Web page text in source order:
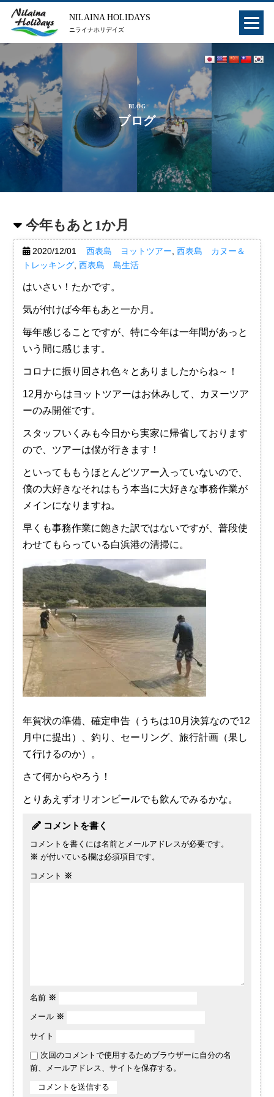
NILAINA HOLIDAYS
ニライナホリデイズ
BLOG
ブログ
今年もあと1か月
2020/12/01 西表島 ヨットツアー 西表島 カヌー＆
トレッキング, 西表島 島生活
はいさい！たかです。
気が付けば今年もあと一か月。
毎年感じることですが、特に今年は一年間があっと
いう間に感じます。
コロナに振り回され色々とありましたからね～！
12月からはヨットツアーはお休みして、カヌーツア
ーのみ開催です。
スタッフいくみも今日から実家に帰省しております
ので、ツアーは僕が行きます！
といってももうほとんどツアー入っていないので、
僕の大好きなそれはもう本当に大好きな事務作業が
メインになりますね。
早くも事務作業に飽きた訳ではないですが、普段使
わせてもらっている白浜港の清掃に。
年賀状の準備、確定申告（うちは10月決算なので12
月中に提出）、釣り、セーリング、旅行計画（果し
て行けるのか）。
さて何からやろう！
とりあえずオリオンビールでも飲んでみるかな。
コメントを書く
コメントを書くには名前とメールアドレスが必要です。
※ が付いている欄は必須項目です。
コメント ※
名前 ※
メール ※
サイト
次回のコメントで使用するためブラウザーに自分の名
前、メールアドレス、サイトを保存する。